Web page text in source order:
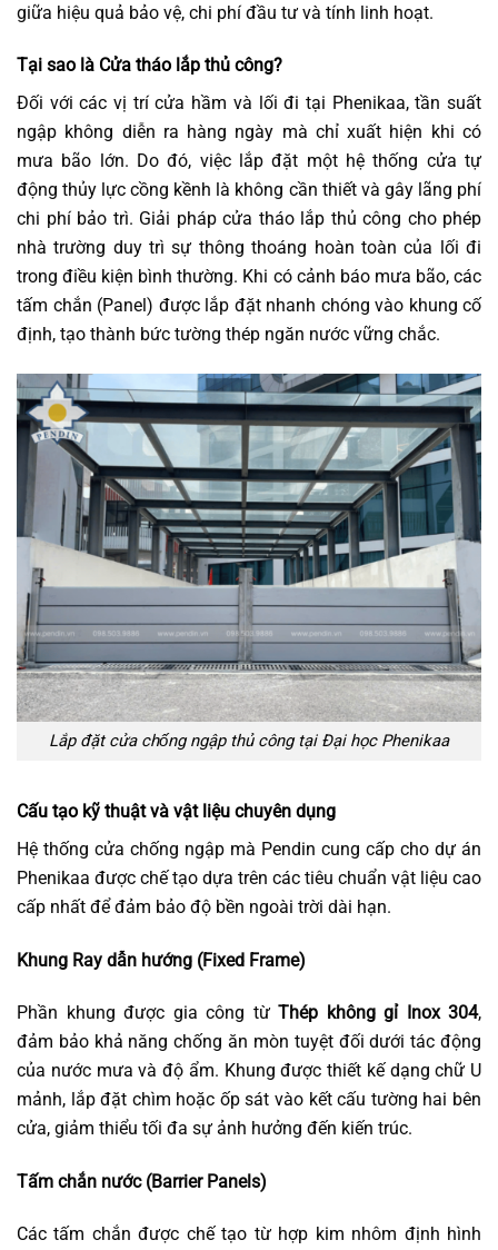
giữa hiệu quả bảo vệ, chi phí đầu tư và tính linh hoạt.
Tại sao là Cửa tháo lắp thủ công?
Đối với các vị trí cửa hầm và lối đi tại Phenikaa, tần suất
ngập không diễn ra hàng ngày mà chỉ xuất hiện khi có
mưa bão lớn. Do đó, việc lắp đặt một hệ thống cửa tự
động thủy lực cồng kềnh là không cần thiết và gây lãng phí
chi phí bảo trì. Giải pháp cửa tháo lắp thủ công cho phép
nhà trường duy trì sự thông thoáng hoàn toàn của lối đi
trong điều kiện bình thường. Khi có cảnh báo mưa bão, các
tấm chắn (Panel) được lắp đặt nhanh chóng vào khung cố
định, tạo thành bức tường thép ngăn nước vững chắc.
Lắp đặt cửa chống ngập thủ công tại Đại học Phenikaa
Cấu tạo kỹ thuật và vật liệu chuyên dụng
Hệ thống cửa chống ngập mà Pendin cung cấp cho dự án
Phenikaa được chế tạo dựa trên các tiêu chuẩn vật liệu cao
cấp nhất để đảm bảo độ bền ngoài trời dài hạn.
Khung Ray dẫn hướng (Fixed Frame)
Phần khung được gia công từ Thép không gỉ Inox 304,
đảm bảo khả năng chống ăn mòn tuyệt đối dưới tác động
của nước mưa và độ ẩm. Khung được thiết kế dạng chữ U
mảnh, lắp đặt chìm hoặc ốp sát vào kết cấu tường hai bên
cửa, giảm thiểu tối đa sự ảnh hưởng đến kiến trúc.
Tấm chắn nước (Barrier Panels)
Các tấm chắn được chế tạo từ hợp kim nhôm định hình